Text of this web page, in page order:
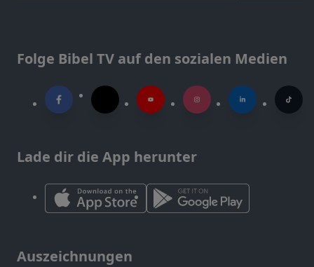
Folge Bibel TV auf den sozialen Medien
Lade dir die App herunter
Auszeichnungen